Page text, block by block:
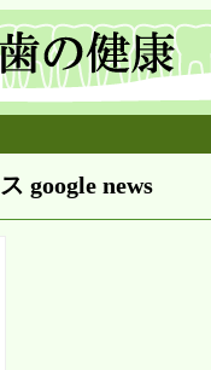
google news